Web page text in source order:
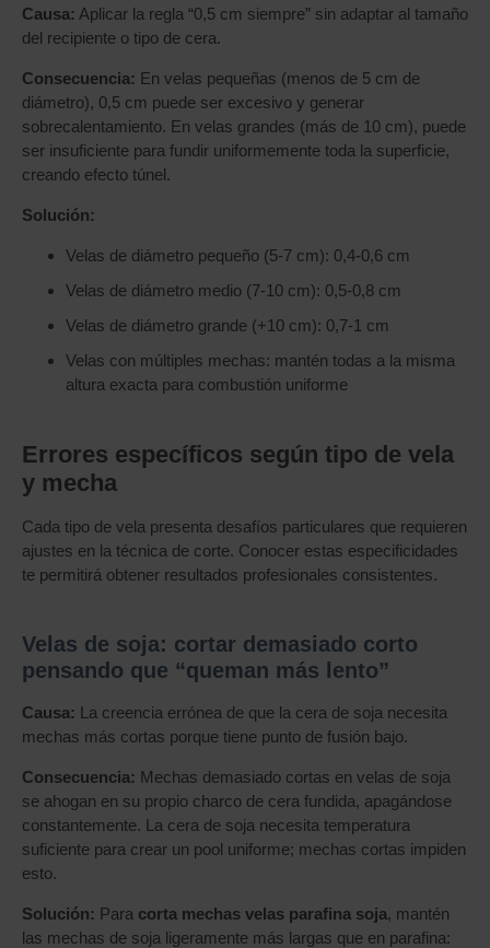
Causa: Aplicar la regla “0,5 cm siempre” sin adaptar al tamaño
del recipiente o tipo de cera.
Consecuencia: En velas pequeñas (menos de 5 cm de
diámetro), 0,5 cm puede ser excesivo y generar
sobrecalentamiento. En velas grandes (más de 10 cm), puede
ser insuficiente para fundir uniformemente toda la superficie,
creando efecto túnel.
Solución:
Velas de diámetro pequeño (5-7 cm): 0,4-0,6 cm
Velas de diámetro medio (7-10 cm): 0,5-0,8 cm
Velas de diámetro grande (+10 cm): 0,7-1 cm
Velas con múltiples mechas: mantén todas a la misma
altura exacta para combustión uniforme
Errores específicos según tipo de vela
y mecha
Cada tipo de vela presenta desafíos particulares que requieren
ajustes en la técnica de corte. Conocer estas especificidades
te permitirá obtener resultados profesionales consistentes.
Velas de soja: cortar demasiado corto
pensando que “queman más lento”
Causa: La creencia errónea de que la cera de soja necesita
mechas más cortas porque tiene punto de fusión bajo.
Consecuencia: Mechas demasiado cortas en velas de soja
se ahogan en su propio charco de cera fundida, apagándose
constantemente. La cera de soja necesita temperatura
suficiente para crear un pool uniforme; mechas cortas impiden
esto.
Solución: Para corta mechas velas parafina soja, mantén
las mechas de soja ligeramente más largas que en parafina: